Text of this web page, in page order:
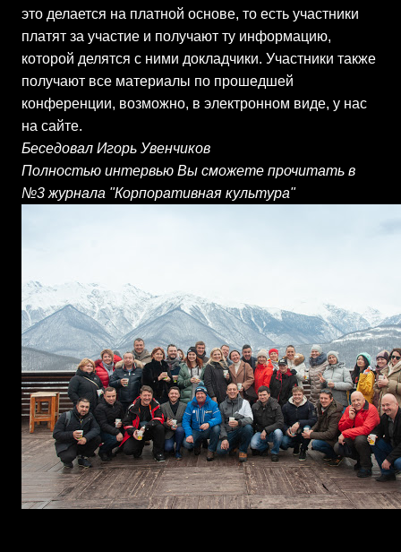
это делается на платной основе, то есть участники
платят за участие и получают ту информацию,
которой делятся с ними докладчики. Участники также
получают все материалы по прошедшей
конференции, возможно, в электронном виде, у нас
на сайте.
Беседовал Игорь Увенчиков
Полностью интервью Вы сможете прочитать в
№3 журнала "Корпоративная культура"